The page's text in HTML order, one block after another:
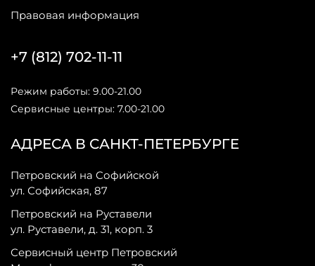
Правовая информация
АДРЕСА В САНКТ-ПЕТЕРБУРГЕ
Петровский на Софийской
ул. Софийская, 87
Петровский на Руставели
ул. Руставели, д. 31, корп. 3
Сервисный центр Петровский
+7 (812) 702-11-11
Режим работы: 9.00-21.00
Сервисные центры: 7.00-21.00